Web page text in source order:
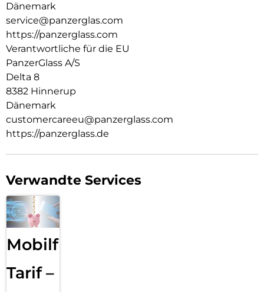
Der Global Recycled Standard (GRS) = Die GRS ist eine
internationale Produktnorm, die Anforderungen an recycelte
Materialien definiert, z.B. in Bezug auf Rückverfolgbarkeit,
chemische Inhaltsstoffe und Umweltauswirkungen.
Dänemark
service@panzerglas.com
https://panzerglass.com
Verantwortliche für die EU
PanzerGlass A/S
Delta 8
8382 Hinnerup
Dänemark
customercareeu@panzerglass.com
https://panzerglass.de
Verwandte Services
Mobilfunk
Tarif –